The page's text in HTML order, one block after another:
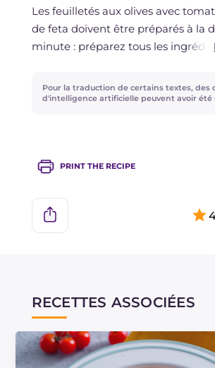
Les feuilletés aux olives avec
de feta doivent être préparés à la
minute : préparez tous les
minutes avant de les servir !
Pour la traduction de certains textes, des
d'intelligence artificielle peuvent avoir été
PRINT THE RECIPE
RECETTES ASSOCIÉES